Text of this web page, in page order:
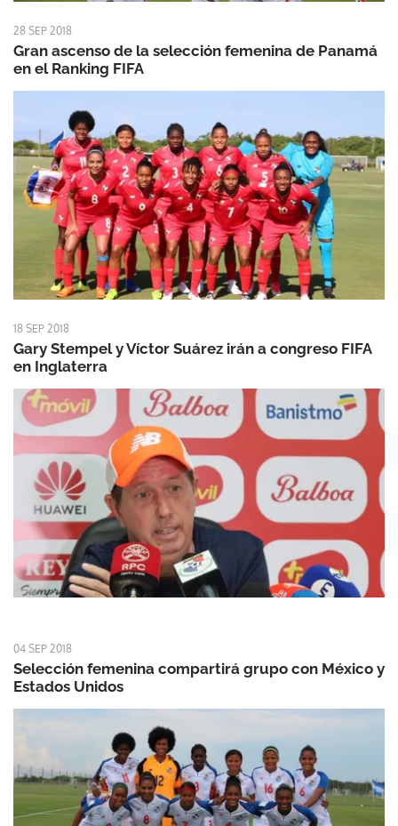
28 SEP 2018
Gran ascenso de la selección femenina de Panamá
en el Ranking FIFA
18 SEP 2018
Gary Stempel y Víctor Suárez irán a congreso FIFA
en Inglaterra
04 SEP 2018
Selección femenina compartirá grupo con México y
Estados Unidos